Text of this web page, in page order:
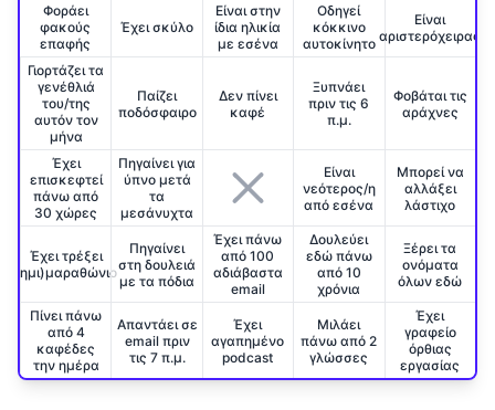
Φοράει
φακούς
επαφής
Έχει σκύλο
Είναι στην
ίδια ηλικία
με εσένα
Οδηγεί
κόκκινο
αυτοκίνητο
Είναι
αριστερόχειρας
Γιορτάζει τα
γενέθλιά
του/της
αυτόν τον
μήνα
Παίζει
ποδόσφαιρο
Δεν πίνει
καφέ
Ξυπνάει
πριν τις 6
π.μ.
Φοβάται τις
αράχνες
Έχει
επισκεφτεί
πάνω από
30 χώρες
Πηγαίνει για
ύπνο μετά
τα
μεσάνυχτα
Είναι
νεότερος/η
από εσένα
Μπορεί να
αλλάξει
λάστιχο
Έχει τρέξει
(ημι)μαραθώνιο
Πηγαίνει
στη δουλειά
με τα πόδια
Έχει πάνω
από 100
αδιάβαστα
email
Δουλεύει
εδώ πάνω
από 10
χρόνια
Ξέρει τα
ονόματα
όλων εδώ
Πίνει πάνω
από 4
καφέδες
την ημέρα
Απαντάει σε
email πριν
τις 7 π.μ.
Έχει
αγαπημένο
podcast
Μιλάει
πάνω από 2
γλώσσες
Έχει
γραφείο
όρθιας
εργασίας